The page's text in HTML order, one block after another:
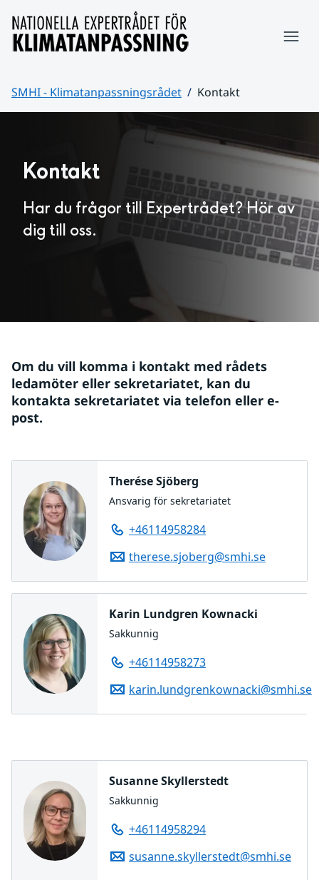
SMHI - Klimatanpassningsrådet
Kontakt
Kontakt
Har du frågor till Expertrådet? Hör av
dig till oss.
Om du vill komma i kontakt med rådets
ledamöter eller sekretariatet, kan du
kontakta sekretariatet via telefon eller e-
post.
Therése Sjöberg
Ansvarig för sekretariatet
+46114958284
therese.sjoberg@smhi.se
Karin Lundgren Kownacki
Sakkunnig
+46114958273
karin.lundgrenkownacki@smhi.se
Susanne Skyllerstedt
Sakkunnig
+46114958294
susanne.skyllerstedt@smhi.se